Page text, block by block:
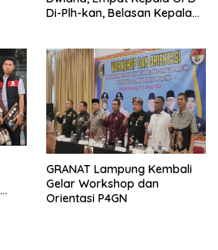
Di-Plh-kan, Belasan Kepala
GRANAT Lampung Kembali
Gelar Workshop dan
Orientasi P4GN